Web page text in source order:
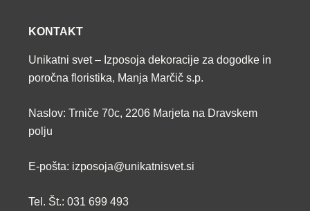
KONTAKT
Unikatni svet – Izposoja dekoracije za dogodke in
poročna floristika, Manja Marčič s.p.
Naslov: Trniče 70c, 2206 Marjeta na Dravskem
polju
E-pošta: izposoja@unikatnisvet.si
Tel. Št.: 031 699 493